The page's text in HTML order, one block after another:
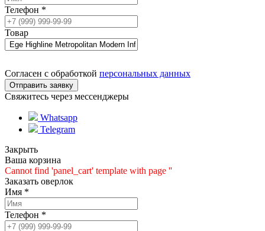
Телефон *
Товар
Согласен с обработкой персональных данных
Свяжитесь через мессенджеры
Whatsapp
Telegram
Закрыть
Ваша корзина
Cannot find 'panel_cart' template with page ''
Заказать оверлок
Имя *
Телефон *